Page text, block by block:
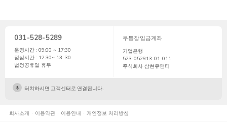
031-528-5289
운영시간 : 09:00 ~ 17:30
점심시간 : 12:30~ 13: 30
법정공휴일 휴무
무통장입금계좌
기업은행
523-052913-01-011
주식회사 삼현유앤티
터치하시면 고객센터로 연결됩니다.
회사소개 이용약관 이용안내 개인정보 처리방침